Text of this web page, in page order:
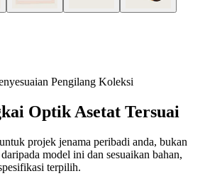
Pengilang Koleksi
Optik Asetat Tersuai
projek jenama peribadi anda, bukan
model ini dan sesuaikan bahan,
terpilih.